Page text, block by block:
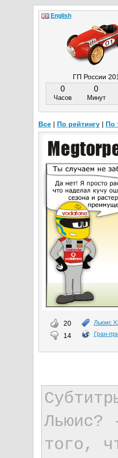
20
14
Льюис
Гран-
Льюис?
того,
ГП России
0
Часов
0
Минут
English
Все| По рейтингу| По